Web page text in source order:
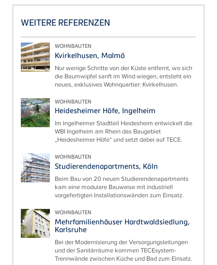
WEITERE REFERENZEN
WOHNBAUTEN
Kvirkelhusen, Malmö
Nur wenige Schritte von der Küste entfernt, wo sich
die Baumwipfel sanft im Wind wiegen, entsteht ein
neues, exklusives Wohnquartier: Kvirkelhusen.
WOHNBAUTEN
Heidesheimer Höfe, Ingelheim
Im Ingelheimer Stadtteil Heidesheim entwickelt die
WBI Ingelheim am Rhein das Baugebiet
„Heidesheimer Höfe“ und setzt dabei auf TECE.
WOHNBAUTEN
Studierendenapartments, Köln
Beim Bau von 20 neuen Studierendenapartments
kam eine modulare Bauweise mit industriell
vorgefertigten Installationswänden zum Einsatz.
WOHNBAUTEN
Mehrfamilienhäuser Hardtwaldsiedlung,
Karlsruhe
Bei der Modernisierung der Versorgungsleitungen
und der Sanitärräume kommen TECEsystem-
Trennwände zwischen Küche und Bad zum Einsatz.